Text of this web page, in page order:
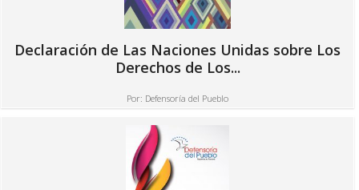
Declaración de Las Naciones Unidas sobre Los
Derechos de Los...
Por: Defensoría del Pueblo